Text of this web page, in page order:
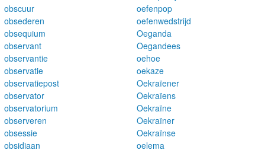
obscuur
obsederen
obsequium
observant
observantie
observatie
observatiepost
observator
observatorium
observeren
obsessie
obsidiaan
oefenpop
oefenwedstrijd
Oeganda
Oegandees
oehoe
oekaze
Oekraïener
Oekraïens
Oekraïne
Oekraïner
Oekraïnse
oelema